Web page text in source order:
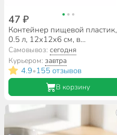
47 ₽
Контейнер пищевой пластик,
0.5 л, 12х12х6 см, в
ассортименте, квадратный,
Мультипласт, MPG5965
Самовывоз:сегодня
Курьером:завтра
4.9•155 отзывов
В корзину